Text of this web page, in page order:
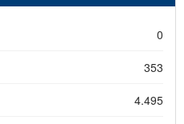
0
353
4.495